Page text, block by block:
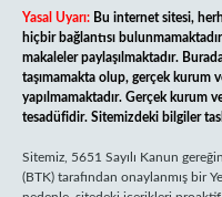
Yasal Uyarı: Bu internet sitesi,
hiçbir bağlantısı
makaleler paylaşılmaktadır.
taşımamakta olup, gerçek kurum
yapılmamaktadır. Gerçek kurum
tesadüfidir. Sitemizdeki bilgiler
Sitemiz, 5651 Sayılı Kanun
(BTK) tarafından onaylanmış bir